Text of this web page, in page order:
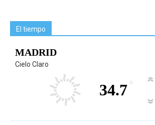
El tiempo
MADRID
Cielo Claro
34.7°